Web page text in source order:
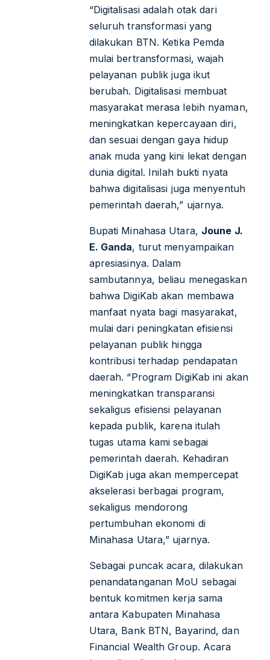
“Digitalisasi adalah otak dari
seluruh transformasi yang
dilakukan BTN. Ketika Pemda
mulai bertransformasi, wajah
pelayanan publik juga ikut
berubah. Digitalisasi membuat
masyarakat merasa lebih nyaman,
meningkatkan kepercayaan diri,
dan sesuai dengan gaya hidup
anak muda yang kini lekat dengan
dunia digital. Inilah bukti nyata
bahwa digitalisasi juga menyentuh
pemerintah daerah,” ujarnya.
Bupati Minahasa Utara, Joune J.
E. Ganda, turut menyampaikan
apresiasinya. Dalam
sambutannya, beliau menegaskan
bahwa DigiKab akan membawa
manfaat nyata bagi masyarakat,
mulai dari peningkatan efisiensi
pelayanan publik hingga
kontribusi terhadap pendapatan
daerah. “Program DigiKab ini akan
meningkatkan transparansi
sekaligus efisiensi pelayanan
kepada publik, karena itulah
tugas utama kami sebagai
pemerintah daerah. Kehadiran
DigiKab juga akan mempercepat
akselerasi berbagai program,
sekaligus mendorong
pertumbuhan ekonomi di
Minahasa Utara,” ujarnya.
Sebagai puncak acara, dilakukan
penandatanganan MoU sebagai
bentuk komitmen kerja sama
antara Kabupaten Minahasa
Utara, Bank BTN, Bayarind, dan
Financial Wealth Group. Acara